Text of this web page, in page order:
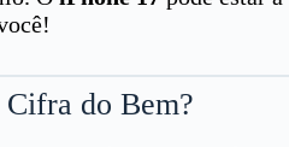
do Bem?